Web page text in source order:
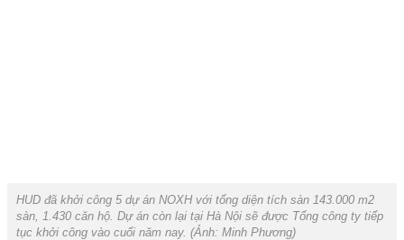
HUD đã khởi công 5 dự án NOXH với tổng diện tích sàn 143.000 m2
sàn, 1.430 căn hộ. Dự án còn lại tại Hà Nội sẽ được Tổng công ty tiếp
tục khởi công vào cuối năm nay. (Ảnh: Minh Phương)